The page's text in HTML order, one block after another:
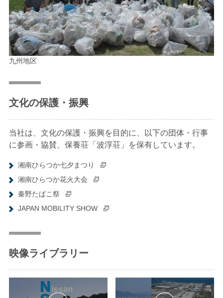
九州地区
文化の保護・振興
当社は、文化の保護・振興を目的に、以下の団体・行事
に参画・協賛、保養荘「波浮荘」を保有しています。
湘南ひらつか七夕まつり
湘南ひらつか花火大会
秦野たばこ祭
JAPAN MOBILITY SHOW
映像ライブラリー